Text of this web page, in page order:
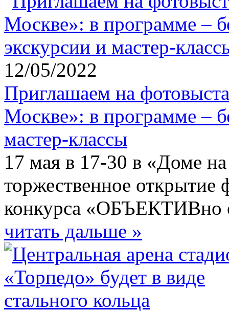
12/05/2022
Приглашаем на
Москве»: в программе –
мастер-классы
17 мая в 17-30 в «Доме на
торжественное открытие
конкурса «ОБЪЕКТИВно
читать дальше »